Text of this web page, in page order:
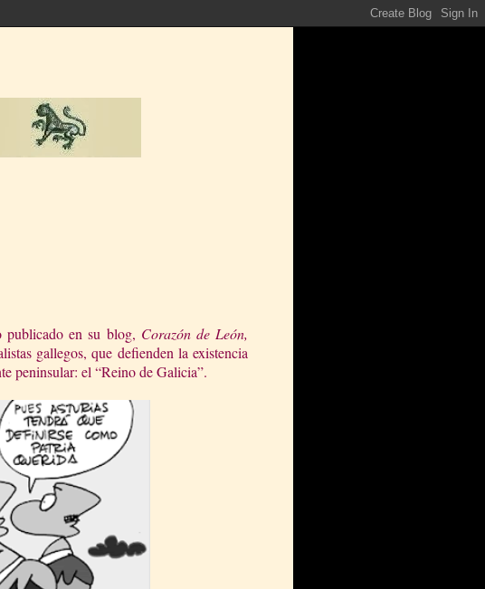
publicado en su blog, Corazón de León,
gallegos, que defienden la existencia
peninsular: el “Reino de Galicia”.